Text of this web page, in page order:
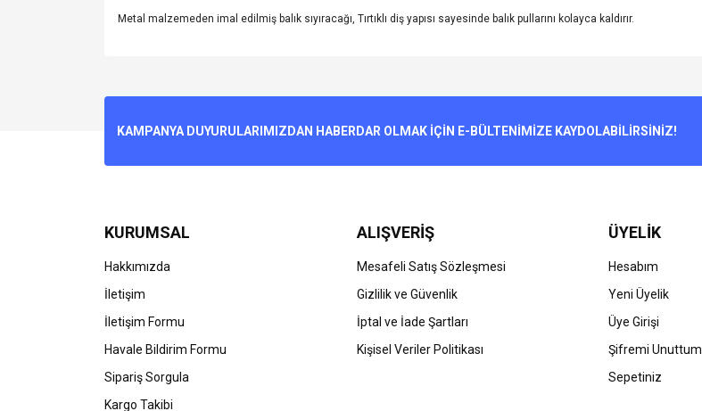
Metal malzemeden imal edilmiş balık sıyıracağı, Tırtıklı diş yapısı sayesinde balık pullarını kolayca kaldırır.
Ürün resmi kalitesiz, bozuk veya görüntülenemiyor.
Bu ürüne benzer farklı alternatifler olmalı.
Gönder
KAMPANYA DUYURULARIMIZDAN HABERDAR OLMAK İÇİN E-BÜLTENİMİZE KAYDOLABİLİRSİNİZ!
KURUMSAL
Hakkımızda
İletişim
İletişim Formu
Havale Bildirim Formu
Sipariş Sorgula
Kargo Takibi
ALIŞVERİŞ
Mesafeli Satış Sözleşmesi
Gizlilik ve Güvenlik
İptal ve İade Şartları
Kişisel Veriler Politikası
ÜYELİK
Hesabım
Yeni Üyelik
Üye Girişi
Şifremi Unuttum
Sepetiniz